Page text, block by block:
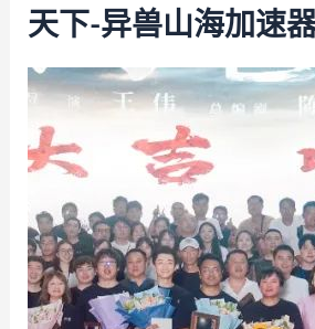
天下-异兽山海加速